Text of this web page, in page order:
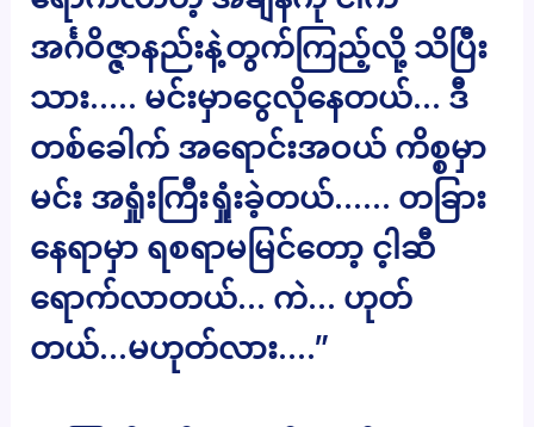
အင်္ဂဝိဇ္ဇာနည်းနဲ့တွက်ကြည့်လို့ သိပြီး
သား….. မင်းမှာငွေလိုနေတယ်… ဒီ
တစ်ခေါက် အရောင်းအဝယ် ကိစ္စမှာ
မင်း အရှုံးကြီးရှုံးခဲ့တယ်…… တခြား
နေရာမှာ ရစရာမမြင်တော့ င့ါဆီ
ရောက်လာတယ်… ကဲ… ဟုတ်
တယ်…မဟုတ်လား….”